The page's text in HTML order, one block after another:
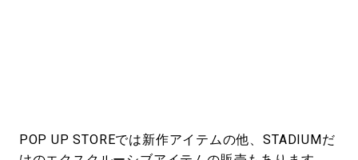
POP UP STOREでは新作アイテムの他、STADIUMだ